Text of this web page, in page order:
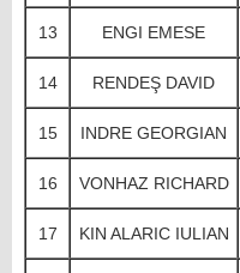
13 ENGI EMESE
14 RENDEŞ DAVID
15 INDRE GEORGIAN
16 VONHAZ RICHARD
17 KIN ALARIC IULIAN